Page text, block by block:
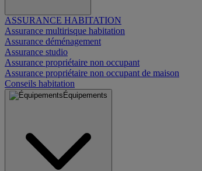
ASSURANCE HABITATION
Assurance multirisque habitation
Assurance déménagement
Assurance studio
Assurance propriétaire non occupant
Assurance propriétaire non occupant de maison
Conseils habitation
Équipements